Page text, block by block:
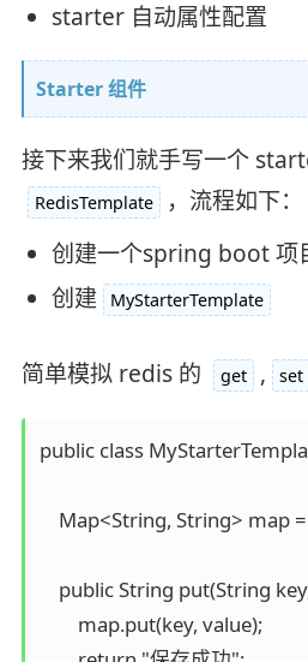
starter 自动属性配置
Starter 组件
接下来我们就手写一个
RedisTemplate
，流程如下：
创建一个spring boot 项
创建 MyStarterTemplate
简单模拟 redis 的 get , set
public class
Map<String, String>
public String put(String
        map.put(key, value);